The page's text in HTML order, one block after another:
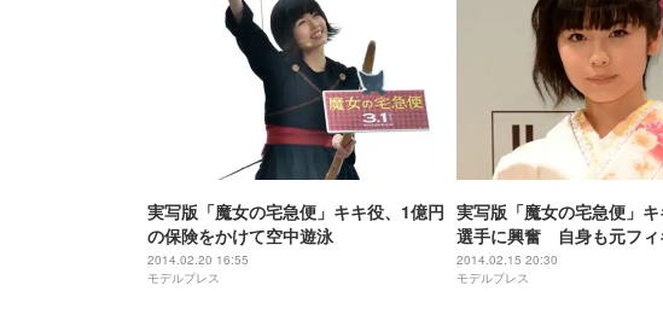
実写版「魔女の宅急便」キキ役、1億円
の保険をかけて空中遊泳
2014.02.20 16:55
モデルプレス
実写版「魔女の宅急便」
選手に興奮 自身も元フィ
2014.02.15 20:30
モデルプレス